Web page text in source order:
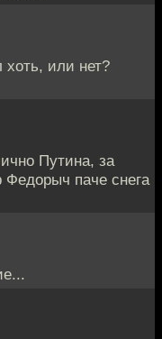
хоть, или нет?
Путина, за
паче снега